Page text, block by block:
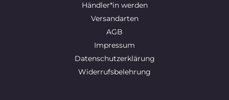
Händler*in werden
Versandarten
AGB
Impressum
Datenschutzerklärung
Widerrufsbelehrung